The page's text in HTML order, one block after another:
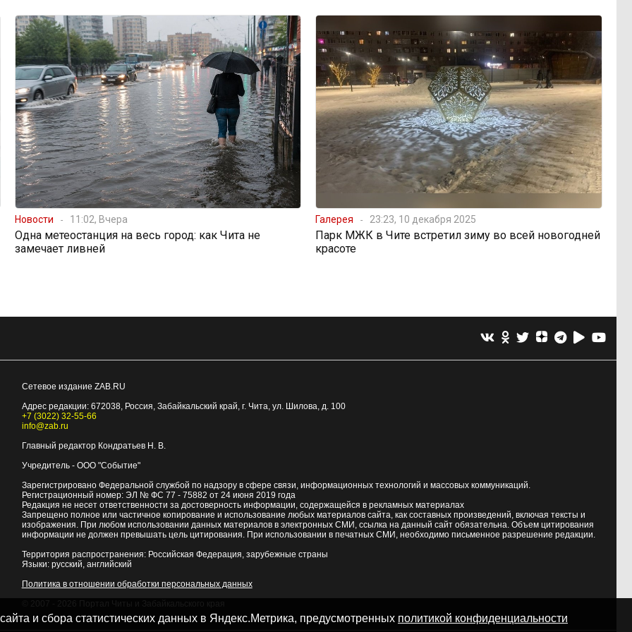
Новости 11:02, Вчера
Одна метеостанция на весь город: как Чита не
замечает ливней
Галерея 23:23, 10 декабря 2025
Парк МЖК в Чите встретил зиму во всей новогодней
красоте
Сетевое издание ZAB.RU
Адрес редакции: 672038, Россия, Забайкальский край, г. Чита, ул. Шилова, д. 100
+7 (3022) 32-55-66
info@zab.ru
Главный редактор Кондратьев Н. В.
Учредитель - ООО "Событие"
Зарегистрировано Федеральной службой по надзору в сфере связи, информационных технологий и массовых коммуникаций.
Регистрационный номер: ЭЛ № ФС 77 - 75882 от 24 июня 2019 года
Редакция не несет ответственности за достоверность информации, содержащейся в рекламных материалах
Запрещено полное или частичное копирование и использование любых материалов сайта, как составных произведений, включая тексты и
изображения. При любом использовании данных материалов в электронных СМИ, ссылка на данный сайт обязательна. Объем цитирования
информации не должен превышать цель цитирования. При использовании в печатных СМИ, необходимо письменное разрешение редакции.
Территория распространения: Российская Федерация, зарубежные страны
Языки: русский, английский
Политика в отношении обработки персональных данных
и сбора статистических данных в Яндекс.Метрика, предусмотренных политикой конфиденциальности